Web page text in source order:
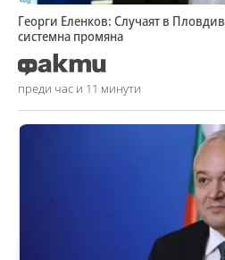
Георги Еленков: Случаят в
системна промяна
преди час и 11 минути